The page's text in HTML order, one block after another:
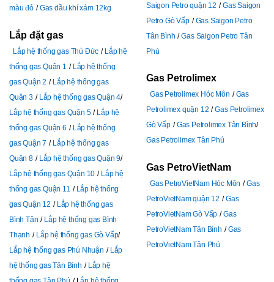
màu đỏ
Gas dầu khí xám 12kg
Lắp đặt gas
Lắp hệ thống gas Thủ Đức
Lắp hệ
thống gas Quận 1
Lắp hệ thống
gas Quận 2
Lắp hệ thống gas
Quận 3
Lắp hệ thống gas Quận 4
Lắp hệ thống gas Quận 5
Lắp hệ
thống gas Quận 6
Lắp hệ thống
gas Quận 7
Lắp hệ thống gas
Quận 8
Lắp hệ thống gas Quận 9
Lắp hệ thống gas Quận 10
Lắp hệ
thống gas Quận 11
Lắp hệ thống
gas Quận 12
Lắp hệ thống gas
Bình Tân
Lắp hệ thống gas Bình
Thạnh
Lắp hệ thống gas Gò Vấp
Lắp hệ thống gas Phú Nhuận
Lắp
hệ thống gas Tân Bình
Lắp hệ
Saigon Petro quận 12
Gas Saigon
Petro Gò Vấp
Gas Saigon Petro
Tân Bình
Gas Saigon Petro Tân
Phú
Gas Petrolimex
Gas Petrolimex Hóc Môn
Gas
Petrolimex quận 12
Gas Petrolimex
Gò Vấp
Gas Petrolimex Tân Bình
Gas Petrolimex Tân Phú
Gas PetroVietNam
Gas PetroVietNam Hóc Môn
Gas
PetroVietNam quận 12
Gas
PetroVietNam Gò Vấp
Gas
PetroVietNam Tân Bình
Gas
PetroVietNam Tân Phú